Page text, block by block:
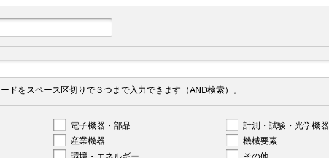
ドをスペース区切りで３つまで入力できます（AND検索）。
電子機器・部品
計測・試験・光学機器
産業機器
機械要素